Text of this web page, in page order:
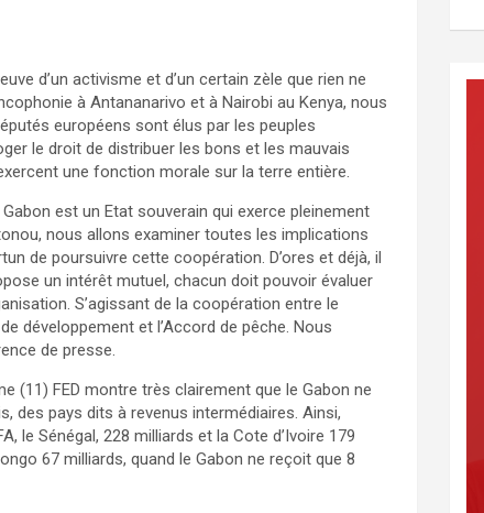
d’un activisme et d’un certain zèle que rien ne
à Antananarivo et à Nairobi au Kenya, nous
européens sont élus par les peuples
le droit de distribuer les bons et les mauvais
une fonction morale sur la terre entière.
est un Etat souverain qui exerce pleinement
nous allons examiner toutes les implications
de poursuivre cette coopération. D’ores et déjà, il
un intérêt mutuel, chacun doit pouvoir évaluer
S’agissant de la coopération entre le
développement et l’Accord de pêche. Nous
de presse.
(11) FED montre très clairement que le Gabon ne
des pays dits à revenus intermédiaires. Ainsi,
le Sénégal, 228 milliards et la Cote d’Ivoire 179
67 milliards, quand le Gabon ne reçoit que 8